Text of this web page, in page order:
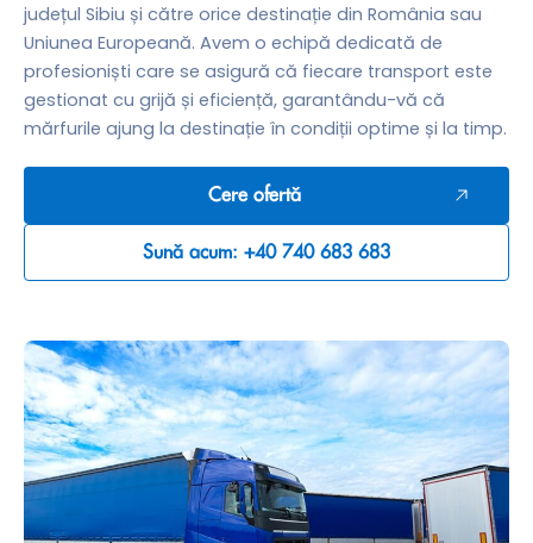
județul Sibiu și către orice destinație din România sau
Uniunea Europeană. Avem o echipă dedicată de
profesioniști care se asigură că fiecare transport este
gestionat cu grijă și eficiență, garantându-vă că
mărfurile ajung la destinație în condiții optime și la timp.
Cere ofertă
Sună acum: +40 740 683 683